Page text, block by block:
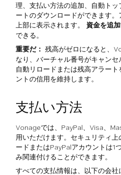
理、支払い方法の追加、自動ト
ートのダウンロードができます
上部に表示されます。 資金を追
できる。
重要だ： 残高がゼロになると、
なり、バーチャル番号がキャンセ
自動リロードまたは残高アラー
ントの信用を維持します。
支払い方法
Vonageでは、PayPal、Visa、
用いただけます。セキュリティ
ードまたはPayPalアカウントは1
み関連付けることができます。
すべての支払情報は、以下の会社